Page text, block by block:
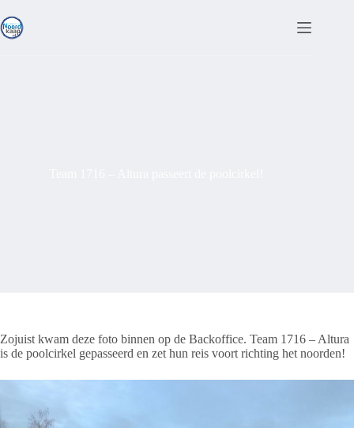
naar
de
Zojuist kwam deze foto binnen op de Backoffice. Team 1716 – Altura
is de poolcirkel gepasseerd en zet hun reis voort richting het noorden!